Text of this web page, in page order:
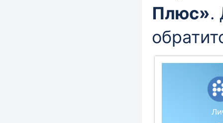
Плюс».